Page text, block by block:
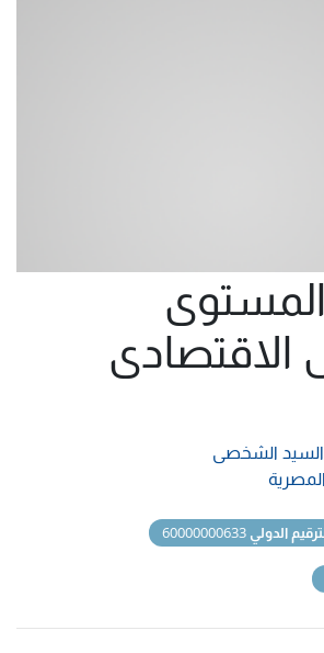
الاقتصادى
السيد الشخصى
الدولي